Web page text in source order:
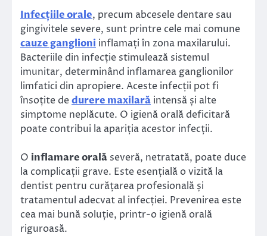
Infecțiile orale, precum abcesele dentare sau
gingivitele severe, sunt printre cele mai comune
cauze ganglioni inflamați în zona maxilarului.
Bacteriile din infecție stimulează sistemul
imunitar, determinând inflamarea ganglionilor
limfatici din apropiere. Aceste infecții pot fi
însoțite dedurere maxilară intensă și alte
simptome neplăcute. O igienă orală deficitară
poate contribui la apariția acestor infecții.
O inflamare orală severă, netratată, poate duce
la complicații grave. Este esențială o vizită la
dentist pentru curățarea profesională și
tratamentul adecvat al infecției. Prevenirea este
cea mai bună soluție, printr-o igienă orală
riguroasă.